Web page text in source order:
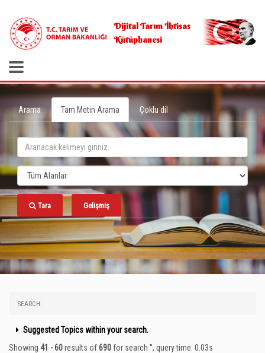
Dijital Tarım İhtisas
Kütüphanesi
Arama Tam Metin Arama Çoklu dil
Tara Gelişmiş
SEARCH:
Suggested Topics within your search.
Showing 41 - 60results of690for search '', query time: 0.03s